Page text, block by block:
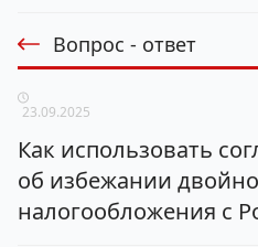
Вопрос - ответ
23.09.2025
Как использовать
об избежании
налогообложения с